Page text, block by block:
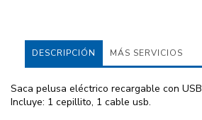
DESCRIPCIÓN MÁS SERVICIOS
Saca pelusa eléctrico recargable con USB
Incluye: 1 cepillito, 1 cable usb.